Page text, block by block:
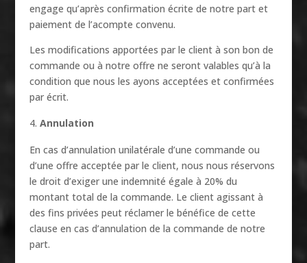
engage qu’après confirmation écrite de notre part et
paiement de l’acompte convenu.
Les modifications apportées par le client à son bon de
commande ou à notre offre ne seront valables qu’à la
condition que nous les ayons acceptées et confirmées
par écrit.
Annulation
En cas d’annulation unilatérale d’une commande ou
d’une offre acceptée par le client, nous nous réservons
le droit d’exiger une indemnité égale à 20% du
montant total de la commande. Le client agissant à
des fins privées peut réclamer le bénéfice de cette
clause en cas d’annulation de la commande de notre
part.